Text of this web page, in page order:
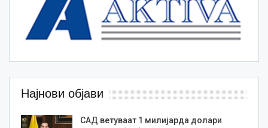
Најнови објави
САД ветуваат 1 милијарда долари